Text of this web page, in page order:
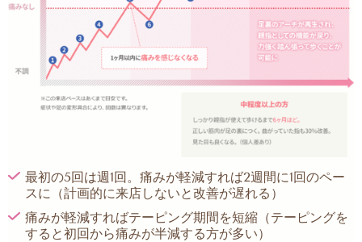
最初の5回は週1回。痛みが軽減すれば2週間に1回のペー
スに（計画的に来店しないと改善が遅れる）
痛みが軽減すればテーピング期間を短縮（テーピングを
すると初回から痛みが半減する方が多い）